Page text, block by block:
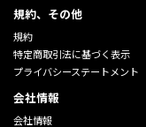
規約、その他
規約
特定商取引法に基づく表示
プライバシーステートメント
会社情報
会社情報